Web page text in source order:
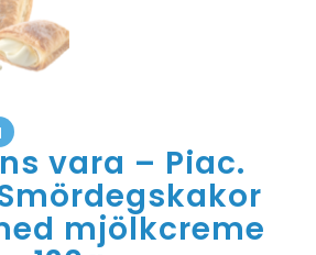
vara – Piac.
mjölkcreme